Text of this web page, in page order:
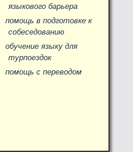
языкового барьера
помощь в подготовке к
собеседованию
обучение языку для
турпоездок
помощь с переводом